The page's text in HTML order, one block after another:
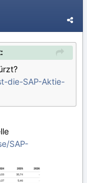
die-SAP-Aktie-
SAP-